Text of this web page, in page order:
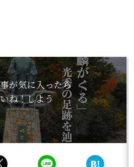
が気に入ったら
ね！しよう